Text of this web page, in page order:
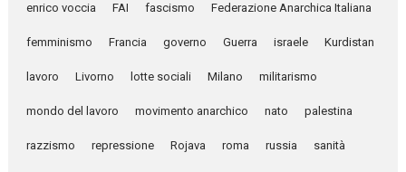
enrico voccia FAI fascismo Federazione Anarchica Italiana
femminismo Francia governo Guerra israele Kurdistan
lavoro Livorno lotte sociali Milano militarismo
mondo del lavoro movimento anarchico nato palestina
razzismo repressione Rojava roma russia sanità